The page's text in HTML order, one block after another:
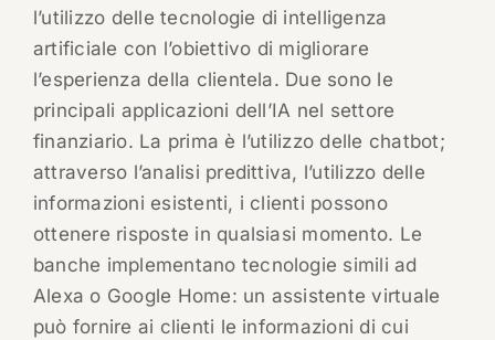
l’utilizzo delle tecnologie di intelligenza
artificiale con l’obiettivo di migliorare
l’esperienza della clientela. Due sono le
principali applicazioni dell’IA nel settore
finanziario. La prima è l’utilizzo delle chatbot;
attraverso l’analisi predittiva, l’utilizzo delle
informazioni esistenti, i clienti possono
ottenere risposte in qualsiasi momento. Le
banche implementano tecnologie simili ad
Alexa o Google Home: un assistente virtuale
può fornire ai clienti le informazioni di cui